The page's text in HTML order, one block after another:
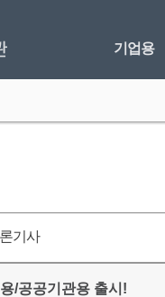
기업용
기사
/공공기관용 출시!